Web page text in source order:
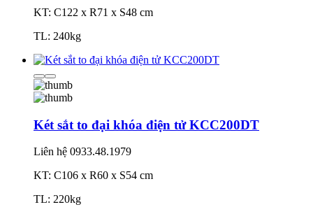
KT: C122 x R71 x S48 cm
TL: 240kg
Két sắt to đại khóa điện tử KCC200DT
Liên hệ 0933.48.1979
KT: C106 x R60 x S54 cm
TL: 220kg